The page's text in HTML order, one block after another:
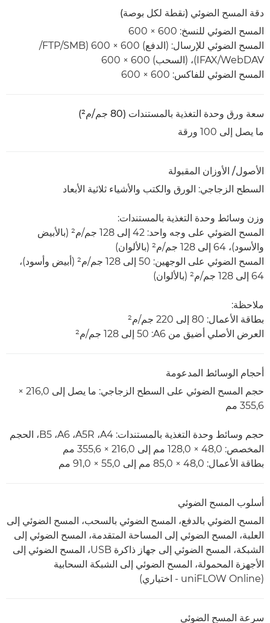
دقة المسح الضوئي (نقطة لكل بوصة)
المسح الضوئي للنسخ: 600 × 600
المسح الضوئي للإرسال: (الدفع) 600 × 600 (SMB/‏FTP/‏
WebDAV/‏IFAX)، (السحب) 600 × 600
المسح الضوئي للفاكس: 600 × 600
سعة ورق وحدة التغذية بالمستندات (80 جم/م²)
ما يصل إلى 100 ورقة
الأصول/ الأوزان المقبولة
السطح الزجاجي: الورق والكتب والأشياء ثلاثية الأبعاد
وزن وسائط وحدة التغذية بالمستندات:
المسح الضوئي على وجه واحد: 42 إلى 128 جم/م² (بالأبيض
والأسود)، 64 إلى 128 جم/م² (بالألوان)
المسح الضوئي على الوجهين: 50 إلى 128 جم/م²‏ (أبيض وأسود)،
64 إلى 128 جم/م² (بالألوان)
ملاحظة:
بطاقة الأعمال: 80 إلى 220 جم/م²
العرض الأصلي أضيق من A6‏: 50 إلى 128 جم/م²
أحجام الوسائط المدعومة
حجم المسح الضوئي على السطح الزجاجي: ما يصل إلى 216,0 ×
حجم وسائط وحدة التغذية بالمستندات: A4،‏ A5R،‏ A6، ‏B5، الحجم
المخصص: 48,0 × 128,0 مم إلى 216,0 × 355,6 مم
بطاقة الأعمال: 48,0 × 85,0 مم إلى 55,0 ×‏ 91,0 مم
أسلوب المسح الضوئي
المسح الضوئي بالدفع، المسح الضوئي بالسحب، المسح الضوئي إلى
العلبة، المسح الضوئي إلى المساحة المتقدمة، المسح الضوئي إلى
الشبكة، المسح الضوئي إلى جهاز ذاكرة USB، المسح الضوئي إلى
الأجهزة المحمولة، المسح الضوئي إلى الشبكة السحابية
(uniFLOW Online - اختياري)
سرعة المسح الضوئي